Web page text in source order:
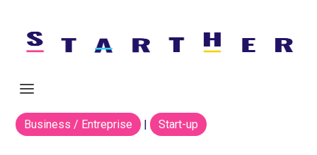
Business / Entreprise | Start-up